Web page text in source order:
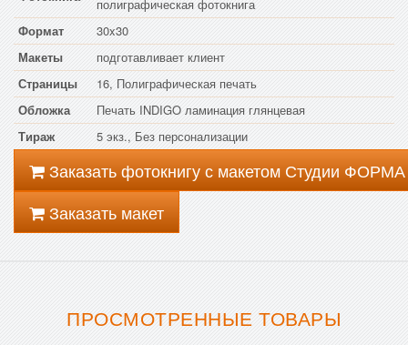
полиграфическая фотокнига
Формат
30x30
Макеты
подготавливает клиент
Страницы
16, Полиграфическая печать
Обложка
Печать INDIGO ламинация глянцевая
Тираж
5 экз., Без персонализации
Заказать фотокнигу с макетом Студии ФОРМА
Заказать макет
ПРОСМОТРЕННЫЕ ТОВАРЫ